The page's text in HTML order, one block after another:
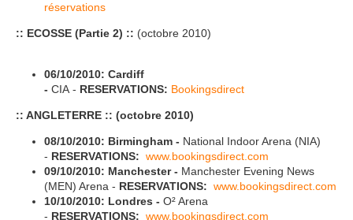
réservations
:: ECOSSE (Partie 2) :: (octobre 2010)
06/10/2010: Cardiff
- CIA - RESERVATIONS: Bookingsdirect
:: ANGLETERRE :: (octobre 2010)
08/10/2010: Birmingham - National Indoor Arena (NIA)
- RESERVATIONS: www.bookingsdirect.com
09/10/2010: Manchester - Manchester Evening News
(MEN) Arena - RESERVATIONS: www.bookingsdirect.com
10/10/2010: Londres - O² Arena
- RESERVATIONS: www.bookingsdirect.com